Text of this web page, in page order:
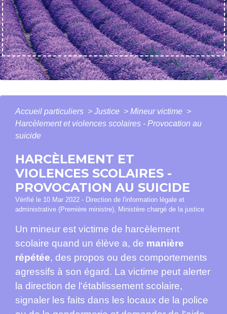
Accueil particuliers > Justice > Mineur victime >
Harcèlement et violences scolaires - Provocation au
suicide
HARCÈLEMENT ET
VIOLENCES SCOLAIRES -
PROVOCATION AU SUICIDE
Vérifié le 10 Mar 2022 - Direction de l'information légale et
administrative (Première ministre), Ministère chargé de la justice
Un mineur est victime de harcèlement
scolaire quand un élève a, de manière
répétée, des propos ou des comportements
agressifs à son égard. La victime peut alerter
la direction de l'établissement scolaire,
signaler les faits dans les locaux de la police